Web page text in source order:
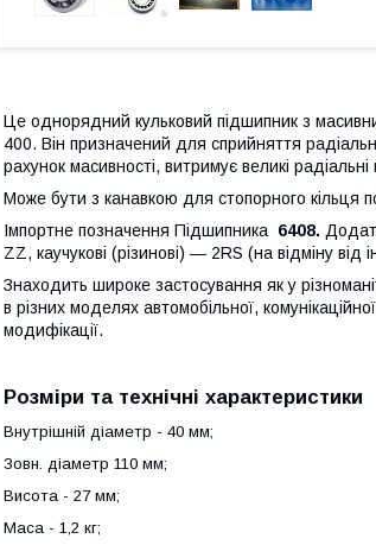
Це однорядний кульковий підшипник з
400. Він призначений для сприйняття
рахунок масивності, витримує великі
Може бути з канавкою для стопорного кільця
Імпортне позначення Підшипника 6408.
ZZ, каучукові (різинові) — 2RS (на відміну від
Знаходить широке застосування як у
в різних моделях автомобільної,
модифікації.
Розміри та технічні характеристики
Внутрішній діаметр - 40 мм;
Зовн. діаметр 110 мм;
Висота - 27 мм;
Маса - 1,2 кг;